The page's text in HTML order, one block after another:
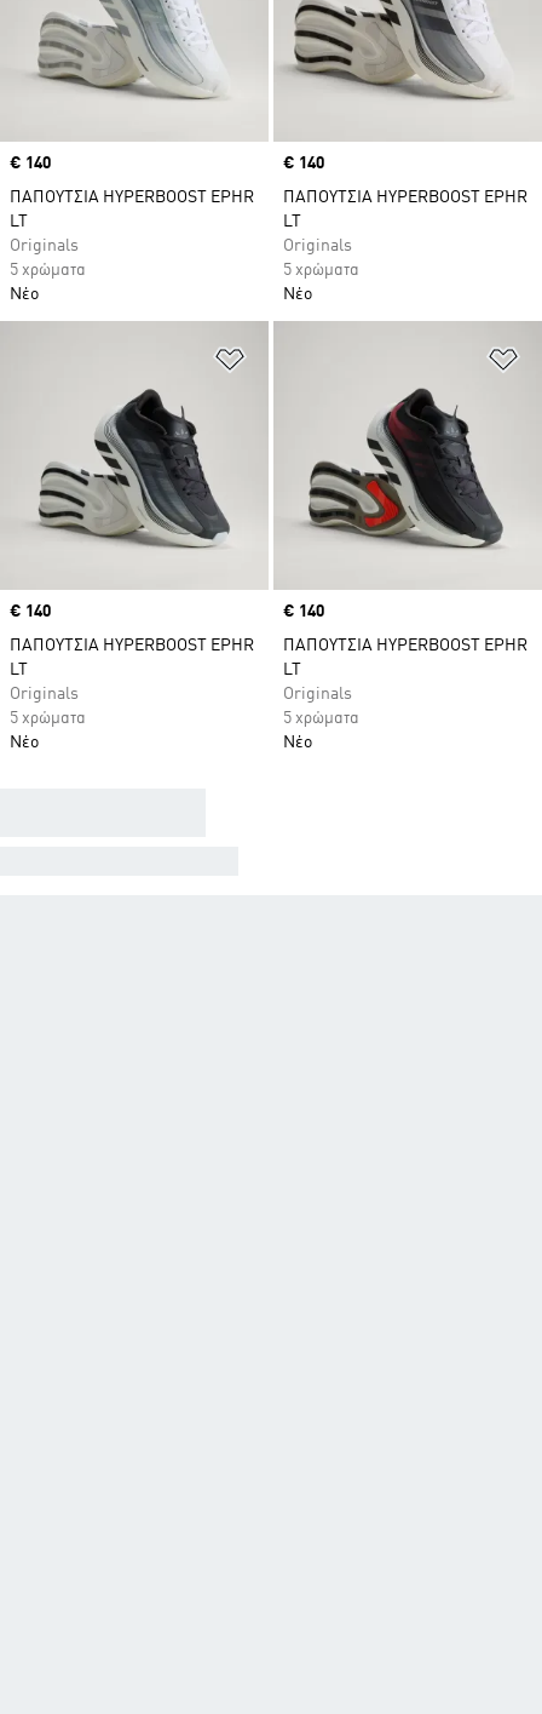
Price
€ 140
ΠΑΠΟΥΤΣΙΑ HYPERBOOST EPHR
LT
Originals
5 χρώματα
Νέο
Price
€ 140
ΠΑΠΟΥΤΣΙΑ HYPERBOOST EPHR
LT
Originals
5 χρώματα
Νέο
Προσθήκη στη Λίστα Επιθυμιών
Price
€ 140
ΠΑΠΟΥΤΣΙΑ HYPERBOOST EPHR
LT
Originals
5 χρώματα
Νέο
Price
€ 140
ΠΑΠΟΥΤΣΙΑ HYPERBOOST EPHR
LT
Originals
5 χρώματα
Νέο